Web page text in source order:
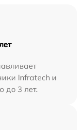
Infratech и
до 3 лет.